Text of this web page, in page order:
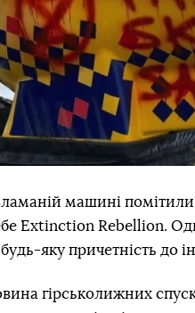
машині
Extinction Rebellion.
яку причетність до
гірськолижних